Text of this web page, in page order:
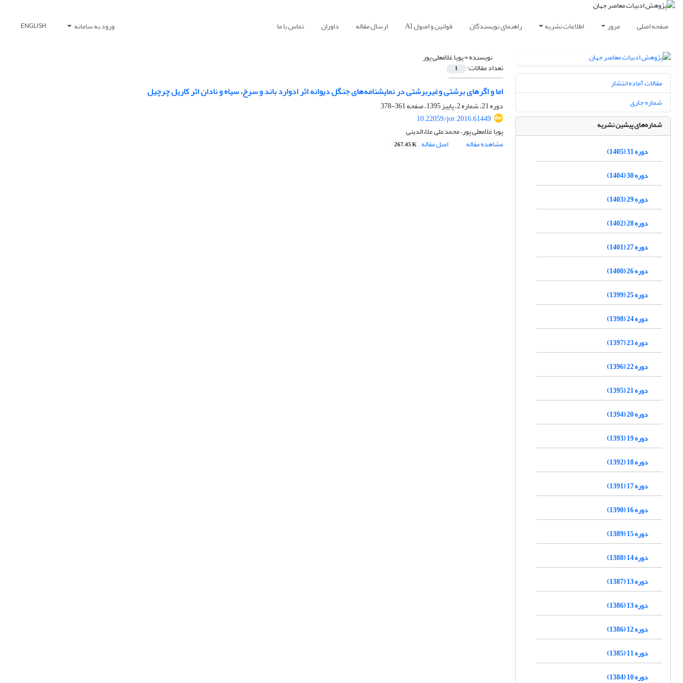
صفحه اصلی مرور اطلاعات نشریه راهنمای نویسندگان قوانین و اصول AI ارسال مقاله داوران تماس با ما ورود به سامانه ENGLISH
نویسنده =پویا غلامعلی پور
تعداد مقالات: 1
اما و اگرهای برشتی وغیربرشتی در نمایشنامه‌های جنگل دیوانه اثر ادوارد باند و سرخ، سیاه و نادان اثر کاریل چرچیل
دوره 21، شماره 2، پاییز 1395، صفحه
361-378
10.22059/jor.2016.61449
پویا غلامعلی پور، محمدعلی علاءالدینی
مشاهده مقاله
اصل مقاله 267.45 K
مقالات آماده انتشار
شماره جاری
شماره‌های پیشین نشریه
دوره 31 (1405)
دوره 30 (1404)
دوره 29 (1403)
دوره 28 (1402)
دوره 27 (1401)
دوره 26 (1400)
دوره 25 (1399)
دوره 24 (1398)
دوره 23 (1397)
دوره 22 (1396)
دوره 21 (1395)
دوره 20 (1394)
دوره 19 (1393)
دوره 18 (1392)
دوره 17 (1391)
دوره 16 (1390)
دوره 15 (1389)
دوره 14 (1388)
دوره 13 (1387)
دوره 13 (1386)
دوره 12 (1386)
دوره 11 (1385)
دوره 10 (1384)